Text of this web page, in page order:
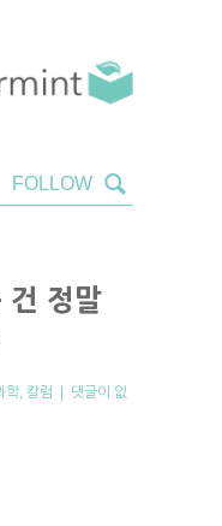
건 정말
학 칼럼 | 댓글이 없